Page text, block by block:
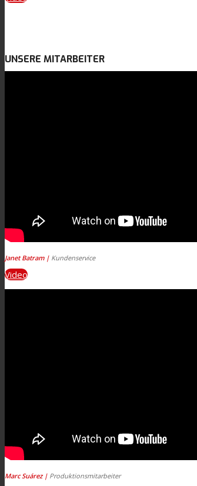
UNSERE MITARBEITER
Janet Batram | Kundenservice
Video
Marc Suárez | Produktionsmitarbeiter